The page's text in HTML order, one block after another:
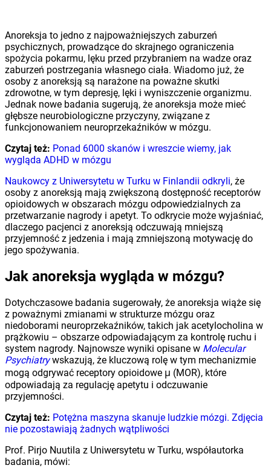
Anoreksja to jedno z najpoważniejszych zaburzeń
psychicznych, prowadzące do skrajnego ograniczenia
spożycia pokarmu, lęku przed przybraniem na wadze oraz
zaburzeń postrzegania własnego ciała. Wiadomo już, że
osoby z anoreksją są narażone na poważne skutki
zdrowotne, w tym depresję, lęki i wyniszczenie organizmu.
Jednak nowe badania sugerują, że anoreksja może mieć
głębsze neurobiologiczne przyczyny, związane z
funkcjonowaniem neuroprzekaźników w mózgu.
Czytaj też: Ponad 6000 skanów i wreszcie wiemy, jak
wygląda ADHD w mózgu
Naukowcy z Uniwersytetu w Turku w Finlandii odkryli, że
osoby z anoreksją mają zwiększoną dostępność receptorów
opioidowych w obszarach mózgu odpowiedzialnych za
przetwarzanie nagrody i apetyt. To odkrycie może wyjaśniać,
dlaczego pacjenci z anoreksją odczuwają mniejszą
przyjemność z jedzenia i mają zmniejszoną motywację do
jego spożywania.
Jak anoreksja wygląda w mózgu?
Dotychczasowe badania sugerowały, że anoreksja wiąże się
z poważnymi zmianami w strukturze mózgu oraz
niedoborami neuroprzekaźników, takich jak acetylocholina w
prążkowiu – obszarze odpowiadającym za kontrolę ruchu i
system nagrody. Najnowsze wyniki opisane w Molecular
Psychiatrywskazują, że kluczową rolę w tym mechanizmie
mogą odgrywać receptory opioidowe μ (MOR), które
odpowiadają za regulację apetytu i odczuwanie
przyjemności.
Czytaj też: Potężna maszyna skanuje ludzkie mózgi. Zdjęcia
nie pozostawiają żadnych wątpliwości
Prof. Pirjo Nuutila z Uniwersytetu w Turku, współautorka
badania, mówi: